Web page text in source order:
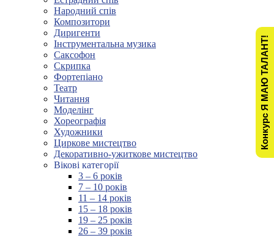
Народний спів
Композитори
Диригенти
Інструментальна музика
Саксофон
Скрипка
Фортепіано
Театр
Читання
Моделінг
Хореографія
Художники
Циркове мистецтво
Декоративно-ужиткове мистецтво
Вікові категорії
3 – 6 років
7 – 10 років
11 – 14 років
15 – 18 років
19 – 25 років
26 – 39 років
Конкурс Я МАЮ ТАЛАНТ!